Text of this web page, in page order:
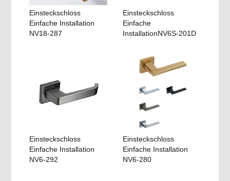
Einsteckschloss
Einfache Installation
NV18-287
Einsteckschloss
Einfache
InstallationNV6S-201D
Einsteckschloss
Einfache Installation
NV6-292
Einsteckschloss
Einfache Installation
NV6-280